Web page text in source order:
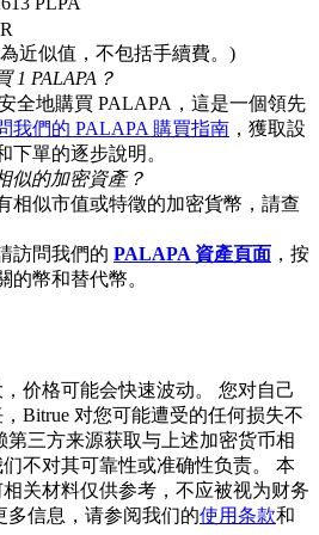
25,000 USDT 獎池！
取
獎池
USDT
近似值，不包括手續費。)
1 PALAPA？
全地購買 PALAPA，這是一個領先
我們的 PALAPA 購買指南 ，獲取設
下單的逐步說明。
似的加密資產？
相似市值或特徵的加密貨幣，請查
訪問我們的 PALAPA 資產頁面 ，按
的幣和替代幣。
价格可能会快速波动。 您对自己
Bitrue 对您可能遭受的任何损失不
第三方来源获取与上述加密货币相
不对其可靠性或准确性负责。 本
关材料仅供参考，不应被视为财务
多信息，请参阅我们的使用条款和